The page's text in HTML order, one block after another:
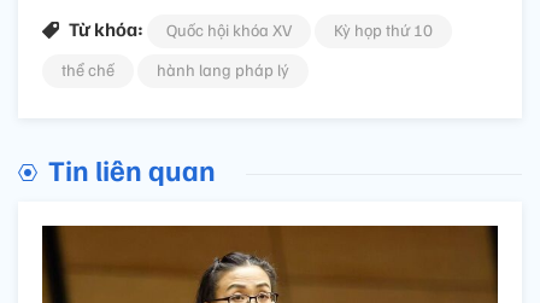
Từ khóa: Quốc hội khóa XV
Kỳ họp thứ 10
thể chế
hành lang pháp lý
Tin liên quan